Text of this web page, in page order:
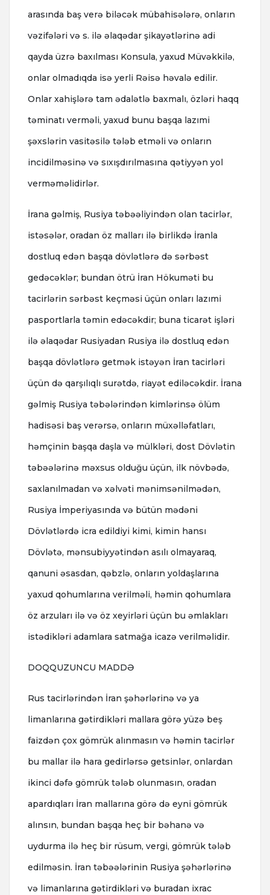
arasında baş verə biləcək mübahisələrə, onların
vəzifələri və s. ilə əlaqədar şikayətlərinə adi
qayda üzrə baxılması Konsula, yaxud Müvəkkilə,
onlar olmadıqda isə yerli Rəisə həvalə edilir.
Onlar xahişlərə tam ədalətlə baxmalı, özləri haqq
təminatı verməli, yaxud bunu başqa lazımi
şəxslərin vasitəsilə tələb etməli və onların
incidilməsinə və sıxışdırılmasına qətiyyən yol
verməməlidirlər.
İrana gəlmiş, Rusiya təbəəliyindən olan tacirlər,
istəsələr, oradan öz malları ilə birlikdə İranla
dostluq edən başqa dövlətlərə də sərbəst
gedəcəklər; bundan ötrü İran Hökuməti bu
tacirlərin sərbəst keçməsi üçün onları lazımi
pasportlarla təmin edəcəkdir; buna ticarət işləri
ilə əlaqədar Rusiyadan Rusiya ilə dostluq edən
başqa dövlətlərə getmək istəyən İran tacirləri
üçün də qarşılıqlı surətdə, riayət ediləcəkdir. İrana
gəlmiş Rusiya təbələrindən kimlərinsə ölüm
hadisəsi baş verərsə, onların müxəlləfatları,
həmçinin başqa daşla və mülkləri, dost Dövlətin
təbəələrinə məxsus olduğu üçün, ilk növbədə,
saxlanılmadan və xəlvəti mənimsənilmədən,
Rusiya İmperiyasında və bütün mədəni
Dövlətlərdə icra edildiyi kimi, kimin hansı
Dövlətə, mənsubiyyətindən asılı olmayaraq,
qanuni əsasdan, qəbzlə, onların yoldaşlarına
yaxud qohumlarına verilməli, həmin qohumlara
öz arzuları ilə və öz xeyirləri üçün bu əmlakları
istədikləri adamlara satmağa icazə verilməlidir.
DOQQUZUNCU MADDƏ
Rus tacirlərindən İran şəhərlərinə və ya
limanlarına gətirdikləri mallara görə yüzə beş
faizdən çox gömrük alınmasın və həmin tacirlər
bu mallar ilə hara gedirlərsə getsinlər, onlardan
ikinci dəfə gömrük tələb olunmasın, oradan
apardıqları İran mallarına görə də eyni gömrük
alınsın, bundan başqa heç bir bəhanə və
uydurma ilə heç bir rüsum, vergi, gömrük tələb
edilməsin. İran təbəələrinin Rusiya şəhərlərinə
və limanlarına gətirdikləri və buradan ixrac